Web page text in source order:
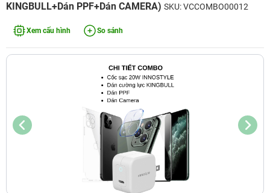
KINGBULL+Dán PPF+Dán CAMERA) SKU: VCCOMBO00012
Xem cấu hình So sánh